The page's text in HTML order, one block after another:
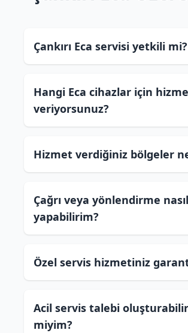
Çankırı Eca servisi yetkili mi?
Hangi Eca cihazlar için
veriyorsunuz?
Hizmet verdiğiniz bölgeler
Çağrı veya yönlendirme nasıl
yapabilirim?
Özel servis hizmetiniz
Acil servis talebi oluşturabilir
miyim?